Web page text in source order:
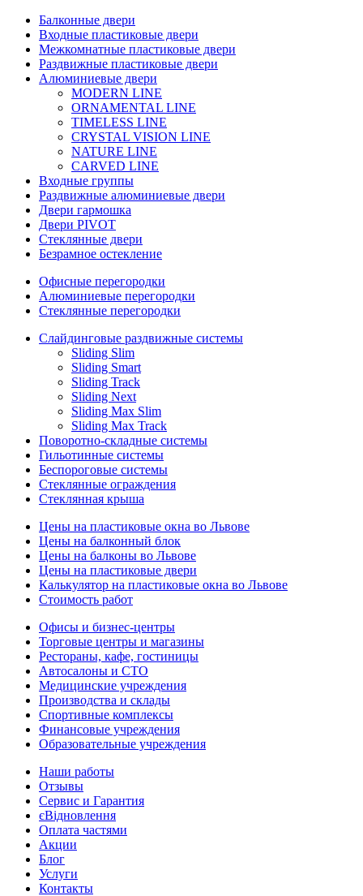
Балконные двери
Входные пластиковые двери
Межкомнатные пластиковые двери
Раздвижные пластиковые двери
Алюминиевые двери
MODERN LINE
ORNAMENTAL LINE
TIMELESS LINE
CRYSTAL VISION LINE
NATURE LINE
CARVED LINE
Входные группы
Раздвижные алюминиевые двери
Двери гармошка
Двери PIVOT
Стеклянные двери
Безрамное остекление
Офисные перегородки
Алюминиевые перегородки
Стеклянные перегородки
Слайдинговые раздвижные системы
Sliding Slim
Sliding Smart
Sliding Track
Sliding Next
Sliding Max Slim
Sliding Max Track
Поворотно-складные системы
Гильотинные системы
Беспороговые системы
Стеклянные ограждения
Стеклянная крыша
Цены на пластиковые окна во Львове
Цены на балконный блок
Цены на балконы во Львове
Цены на пластиковые двери
Калькулятор на пластиковые окна во Львове
Стоимость работ
Офисы и бизнес-центры
Торговые центры и магазины
Рестораны, кафе, гостиницы
Автосалоны и СТО
Медицинские учреждения
Производства и склады
Спортивные комплексы
Финансовые учреждения
Образовательные учреждения
Наши работы
Отзывы
Сервис и Гарантия
єВідновлення
Оплата частями
Акции
Блог
Услуги
Контакты